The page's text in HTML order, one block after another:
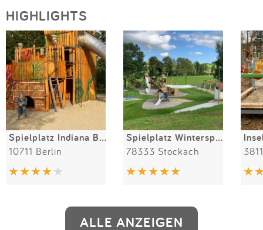
HIGHLIGHTS
Spielplatz Indiana Bones
10711 Berlin
Spielplatz Winterspüren
78333 Stockach
ALLE ANZEIGEN